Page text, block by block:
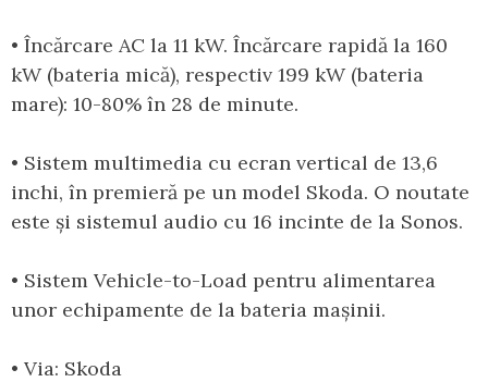
• Încărcare AC la 11 kW. Încărcare rapidă la 160
kW (bateria mică), respectiv 199 kW (bateria
mare): 10-80% în 28 de minute.
• Sistem multimedia cu ecran vertical de 13,6
inchi, în premieră pe un model Skoda. O noutate
este și sistemul audio cu 16 incinte de la Sonos.
• Sistem Vehicle-to-Load pentru alimentarea
unor echipamente de la bateria mașinii.
• Via: Skoda